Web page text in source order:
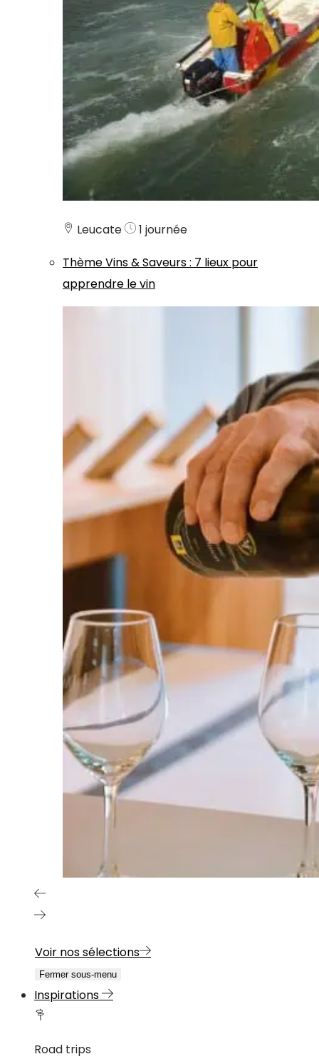
Leucate
1 journée
ThèmeVins & Saveurs: 7 lieux pour
apprendre le vin
Voir nos sélections
Fermer sous-menu
Inspirations
Road trips